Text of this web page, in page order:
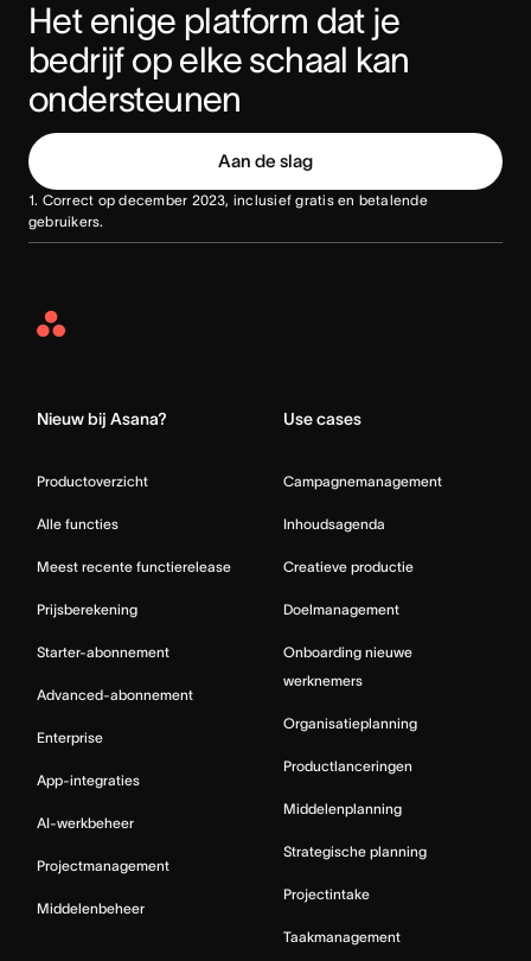
Het enige platform dat je
bedrijf op elke schaal kan
ondersteunen
Aan de slag
1. Correct op december 2023, inclusief gratis en betalende
gebruikers.
Asana
Nieuw bij Asana?
Productoverzicht
Alle functies
Meest recente functierelease
Prijsberekening
Starter-abonnement
Advanced-abonnement
Enterprise
App-integraties
AI-werkbeheer
Projectmanagement
Middelenbeheer
Use cases
Campagnemanagement
Inhoudsagenda
Creatieve productie
Doelmanagement
Onboarding nieuwe
werknemers
Organisatieplanning
Productlanceringen
Middelenplanning
Strategische planning
Projectintake
Taakmanagement